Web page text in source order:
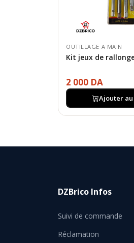
OUTILLAGE A MAIN
Kit jeux de
2 000 DA
Ajouter
DZBrico Infos
Suivi de commande
Réclamation